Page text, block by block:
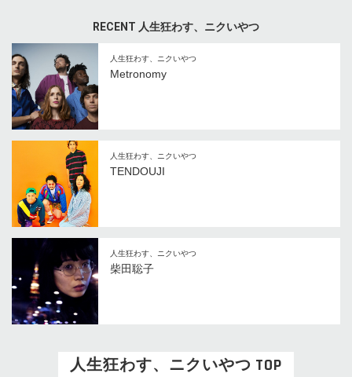
RECENT 人生狂わす、ニクいやつ
人生狂わす、ニクいやつ
Metronomy
人生狂わす、ニクいやつ
TENDOUJI
人生狂わす、ニクいやつ
柴田聡子
人生狂わす、ニクいやつ TOP